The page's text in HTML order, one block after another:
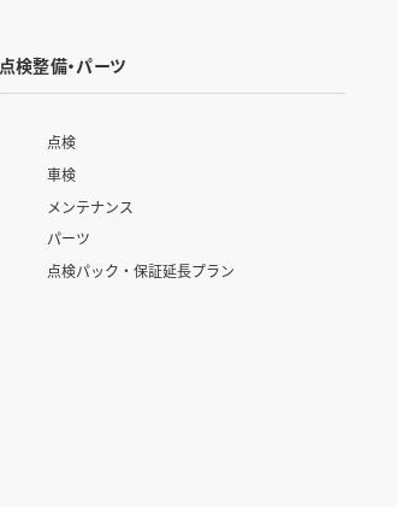
点検整備・パーツ
点検
車検
メンテナンス
パーツ
点検パック・保証延長プラン